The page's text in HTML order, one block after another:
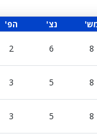
'הפ 'נצ
2 6 8
3 5 8
3 5 8